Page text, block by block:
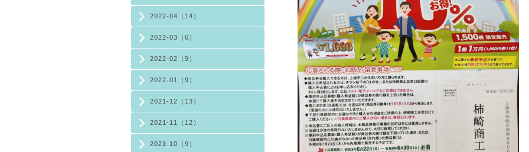
2022-04（14）
2022-03（6）
2022-02（9）
2022-01（9）
2021-12（13）
2021-11（12）
2021-10（9）